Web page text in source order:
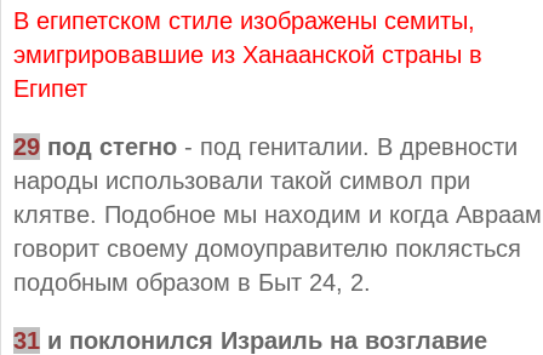
В египетском стиле изображены семиты,
эмигрировавшие из Ханаанской страны в
Египет
29 под стегно - под гениталии. В древности
народы использовали такой символ при
клятве. Подобное мы находим и когда Авраам
говорит своему домоуправителю поклясться
подобным образом в Быт 24, 2.
31 и поклонился Израиль на возглавие